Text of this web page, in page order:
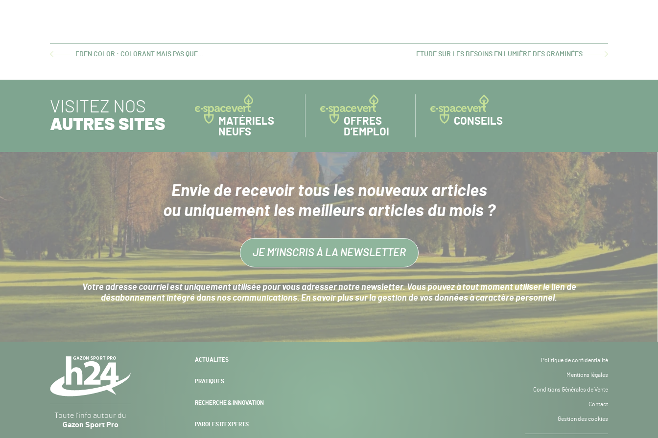
ARTICLEEDEN COLOR : COLORANT MAIS PAS QUE…
ARTICLE
ETUDE SUR LES BESOINS EN LUMIÈRE DES GRAMINÉES
VISITEZ NOS
AUTRES SITES
MATÉRIELS
NEUFS
OFFRES
D’EMPLOI
CONSEILS
Envie de recevoir tous les nouveaux articles
ou uniquement les meilleurs articles du mois ?
JE M’INSCRIS À LA NEWSLETTER
Votre adresse courriel est uniquement utilisée pour vous adresser notre newsletter. Vous pouvez à tout moment utiliser le lien de
désabonnement intégré dans nos communications. En savoir plus sur lagestion de vos données à caractère personnel.
Sport
Pro
Toute l’info autour du
Gazon Sport Pro
ACTUALITÉS
PRATIQUES
RECHERCHE & INNOVATION
PAROLES D’EXPERTS
Politique de confidentialité
Mentions légales
Conditions Générales de Vente
Contact
Gestion des cookies